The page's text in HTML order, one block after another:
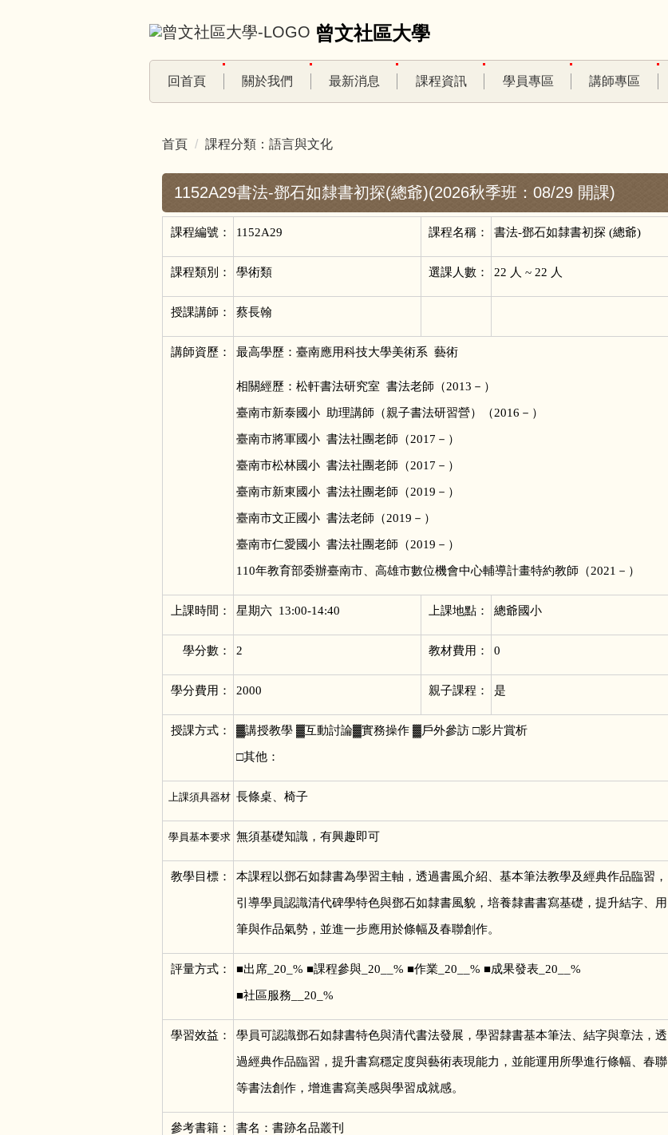
曾文社區大學
回首頁 關於我們 最新消息 課程資訊 學員專區 講師專區
首頁 課程分類：語言與文化
1152A29書法-鄧石如隸書初探(總爺)(2026秋季班：08/29 開課)
課程編號： 1152A29 課程名稱： 書法-鄧石如隸書初探 (總爺)
課程類別： 學術類 選課人數： 22 人 ~ 22 人
授課講師： 蔡長翰
講師資歷： 最高學歷：臺南應用科技大學美術系 藝術
相關經歷：松軒書法研究室 書法老師（2013－）
臺南市新泰國小 助理講師（親子書法研習營）（2016－）
臺南市將軍國小 書法社團老師（2017－）
臺南市松林國小 書法社團老師（2017－）
臺南市新東國小 書法社團老師（2019－）
臺南市文正國小 書法老師（2019－）
臺南市仁愛國小 書法社團老師（2019－）
110年教育部委辦臺南市、高雄市數位機會中心輔導計畫特約教師（2021－）
上課時間： 星期六 13:00-14:40 上課地點： 總爺國小
學分數： 2 教材費用： 0
學分費用： 2000 親子課程： 是
授課方式： ▓講授教學 ▓互動討論▓實務操作 ▓戶外參訪 □影片賞析
□其他：
上課須具器材 長條桌、椅子
學員基本要求 無須基礎知識，有興趣即可
教學目標： 本課程以鄧石如隸書為學習主軸，透過書風介紹、基本筆法教學及經典作品臨習，
引導學員認識清代碑學特色與鄧石如隸書風貌，培養隸書書寫基礎，提升結字、用
筆與作品氣勢，並進一步應用於條幅及春聯創作。
評量方式： ■出席_20_% ■課程參與_20__% ■作業_20__% ■成果發表_20__%
■社區服務__20_%
學習效益： 學員可認識鄧石如隸書特色與清代書法發展，學習隸書基本筆法、結字與章法，透
過經典作品臨習，提升書寫穩定度與藝術表現能力，並能運用所學進行條幅、春聯
等書法創作，增進書寫美感與學習成就感。
參考書籍： 書名：書跡名品叢刊